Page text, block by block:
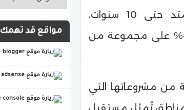
للمشروعات، ومرونة نظم السداد التي تمتد حتى 10 سنوات،
بالإضافة إلى عروض خصومات تصل إلى 46% على مجموعة من
من مشروعاتها التي
مناطق تُمثل مستقبل
مواقع قد تهمك